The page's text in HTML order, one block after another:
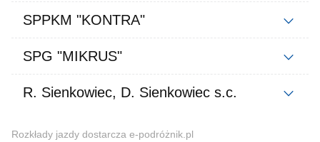
SPPKM "KONTRA"
SPG "MIKRUS"
R. Sienkowiec, D. Sienkowiec s.c.
Rozkłady jazdy dostarcza e-podróżnik.pl